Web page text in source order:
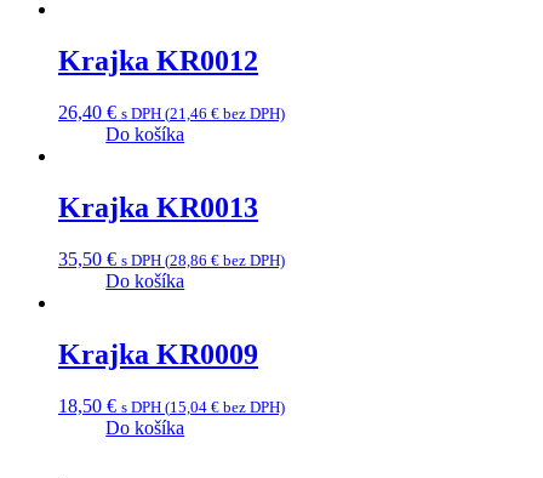
Krajka KR0012
26,40 € s DPH (21,46 € bez DPH)
Do košíka
Krajka KR0013
35,50 € s DPH (28,86 € bez DPH)
Do košíka
Krajka KR0009
18,50 € s DPH (15,04 € bez DPH)
Do košíka